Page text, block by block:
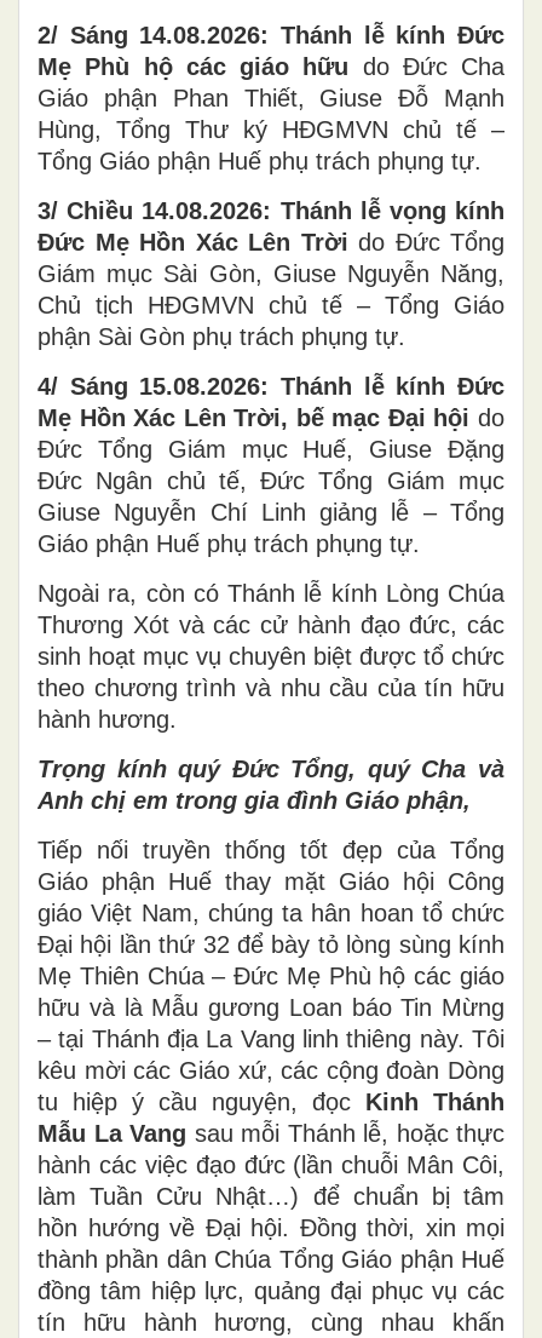
2/ Sáng 14.08.2026: Thánh lễ kính Đức
Mẹ Phù hộ các giáo hữu do Đức Cha
Giáo phận Phan Thiết, Giuse Đỗ Mạnh
Hùng, Tổng Thư ký HĐGMVN chủ tế –
Tổng Giáo phận Huế phụ trách phụng tự.
3/ Chiều 14.08.2026: Thánh lễ vọng kính
Đức Mẹ Hồn Xác Lên Trời do Đức Tổng
Giám mục Sài Gòn, Giuse Nguyễn Năng,
Chủ tịch HĐGMVN chủ tế – Tổng Giáo
phận Sài Gòn phụ trách phụng tự.
4/ Sáng 15.08.2026: Thánh lễ kính Đức
Mẹ Hồn Xác Lên Trời, bế mạc Đại hội do
Đức Tổng Giám mục Huế, Giuse Đặng
Đức Ngân chủ tế, Đức Tổng Giám mục
Giuse Nguyễn Chí Linh giảng lễ – Tổng
Giáo phận Huế phụ trách phụng tự.
Ngoài ra, còn có Thánh lễ kính Lòng Chúa
Thương Xót và các cử hành đạo đức, các
sinh hoạt mục vụ chuyên biệt được tổ chức
theo chương trình và nhu cầu của tín hữu
hành hương.
Trọng kính quý Đức Tổng, quý Cha và
Anh chị em trong gia đình Giáo phận,
Tiếp nối truyền thống tốt đẹp của Tổng
Giáo phận Huế thay mặt Giáo hội Công
giáo Việt Nam, chúng ta hân hoan tổ chức
Đại hội lần thứ 32 để bày tỏ lòng sùng kính
Mẹ Thiên Chúa – Đức Mẹ Phù hộ các giáo
hữu và là Mẫu gương Loan báo Tin Mừng
– tại Thánh địa La Vang linh thiêng này. Tôi
kêu mời các Giáo xứ, các cộng đoàn Dòng
tu hiệp ý cầu nguyện, đọc Kinh Thánh
Mẫu La Vang sau mỗi Thánh lễ, hoặc thực
hành các việc đạo đức (lần chuỗi Mân Côi,
làm Tuần Cửu Nhật…) để chuẩn bị tâm
hồn hướng về Đại hội. Đồng thời, xin mọi
thành phần dân Chúa Tổng Giáo phận Huế
đồng tâm hiệp lực, quảng đại phục vụ các
tín hữu hành hương, cùng nhau khấn